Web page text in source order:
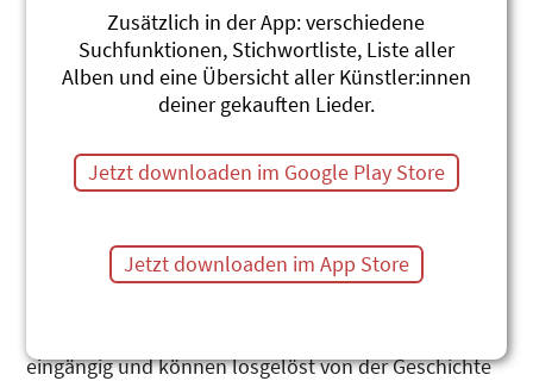
Hilf mir, chlini Änte!
Lieder für den Kindergartenalltag
Diese Produktion ist der musikalische
Bewegungslieder, sowie Lieder zu Gefühlen und zum
Thema Freundschaft für den ganz normalen
eingängig und können losgelöst von der Geschichte
Zusätzlich in der App: verschiedene
Suchfunktionen, Stichwortliste, Liste aller
Alben und eine Übersicht aller Künstler:innen
deiner gekauften Lieder.
Jetzt downloaden im Google Play Store
Jetzt downloaden im App Store